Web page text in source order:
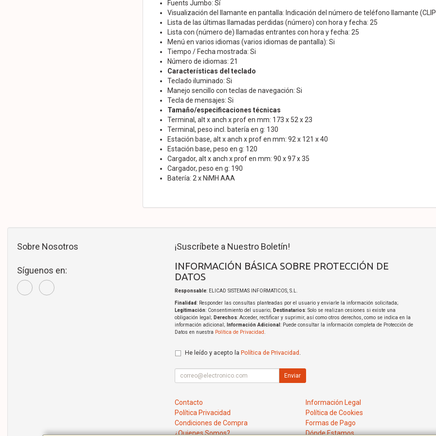
Fuents Jumbo: Sí
Visualización del llamante en pantalla: Indicación del número de teléfono llamante
Lista de las últimas llamadas perdidas (número) con hora y fecha: 25
Lista con (número de) llamadas entrantes con hora y fecha: 25
Menú en varios idiomas (varios idiomas de pantalla): Si
Tiempo / Fecha mostrada: Si
Número de idiomas: 21
Características del teclado
Teclado iluminado: Si
Manejo sencillo con teclas de navegación: Si
Tecla de mensajes: Si
Tamaño/especificaciones técnicas
Terminal, alt x anch x prof en mm: 173 x 52 x 23
Terminal, peso incl. batería en g: 130
Estación base, alt x anch x prof en mm: 92 x 121 x 40
Estación base, peso en g: 120
Cargador, alt x anch x prof en mm: 90 x 97 x 35
Cargador, peso en g: 190
Batería: 2 x NiMH AAA
Sobre Nosotros
Síguenos en:
¡Suscríbete a Nuestro Boletín!
INFORMACIÓN BÁSICA SOBRE PROTECCIÓN DE
DATOS
Responsable: ELICAD SISTEMAS INFORMATICOS, S.L.
Finalidad: Responder las consultas planteadas por el usuario y enviarle la información solicitada;
Legitimación: Consentimiento del usuario; Destinatarios: Solo se realizan cesiones si existe una
obligación legal; Derechos: Acceder, rectificar y suprimir, así como otros derechos, como se indica en la
información adicional;
Información Adicional : Puede consultar la información completa de Protección de
Datos en nuestra Política de Privacidad.
He leído y acepto la Política de Privacidad .
Enviar
Contacto
Información Legal
Política Privacidad
Política de Cookies
Condiciones de Compra
Formas de Pago
¿Quienes Somos?
Dónde Estamos